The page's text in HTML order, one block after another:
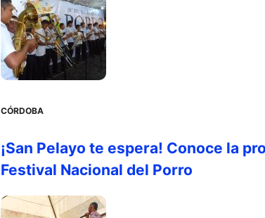
CÓRDOBA
¡San Pelayo te espera! Conoce la
Festival Nacional del Porro